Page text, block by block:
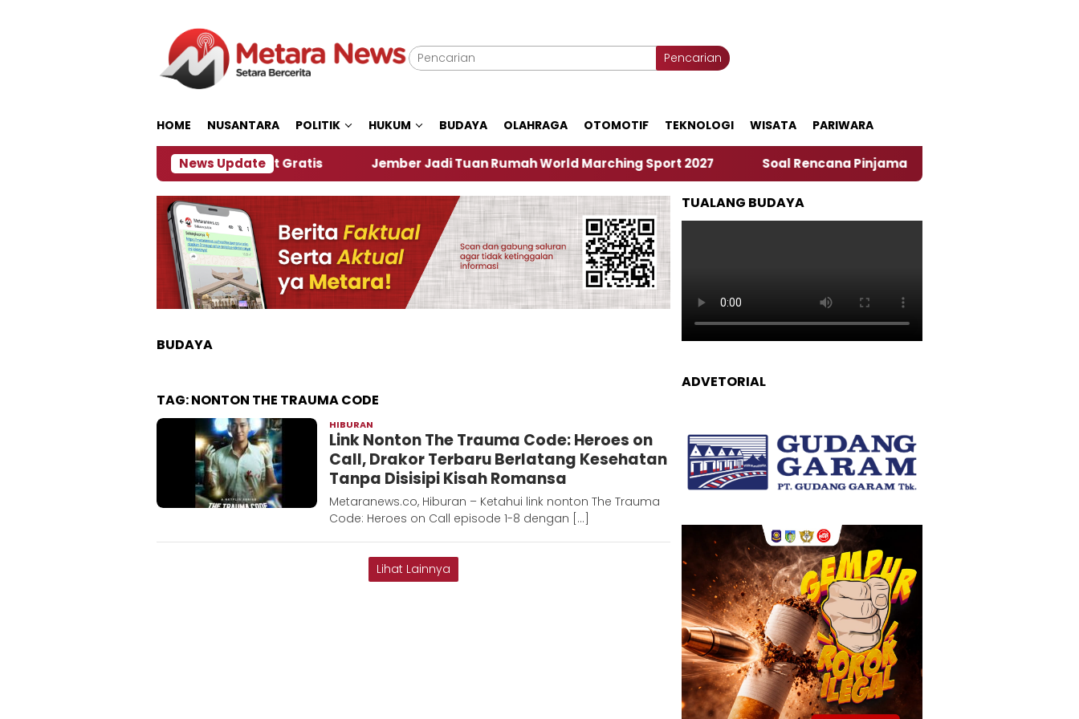
Pencarian
HOME NUSANTARA POLITIK HUKUM BUDAYA OLAHRAGA OTOMOTIF TEKNOLOGI WISATA PARIWARA
News Update
Panitia Siapkan Kopi dan Pijat Gratis Jember Jadi Tuan Rumah World Marching Sport 2027 ‎Soal Rencana Pinjaman Daerah Pemkab Jember, Ini Kata
BUDAYA
TAG:NONTON THE TRAUMA CODE
HIBURAN
D
Link Nonton The Trauma Code: Heroes on
Call, Drakor Terbaru Berlatang Kesehatan
Tanpa Disisipi Kisah Romansa
Metaranews.co, Hiburan – Ketahui link nonton The Trauma
Code: Heroes on Call episode 1-8 dengan […]
Lihat Lainnya
TUALANG BUDAYA
ADVETORIAL